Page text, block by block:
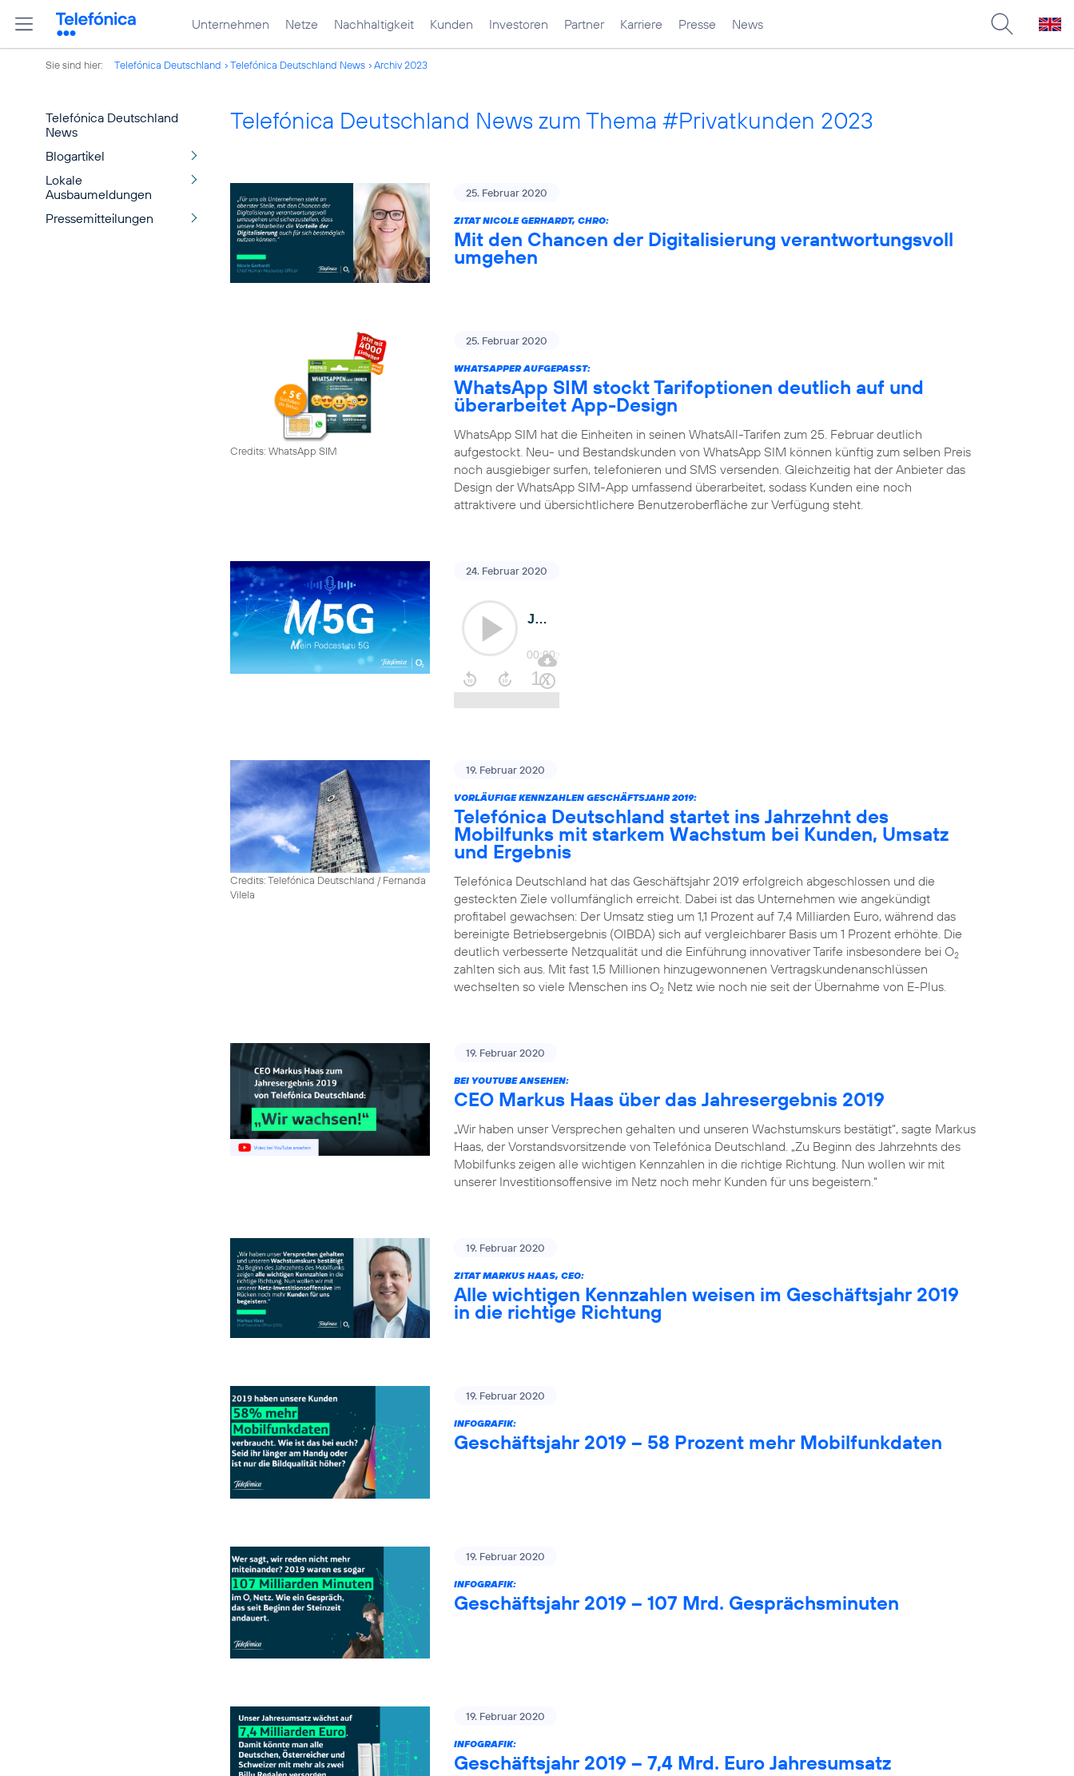
Unternehmen Netze Nachhaltigkeit Kunden Investoren Partner Karriere Presse News
Sie sind hier: Telefónica Deutschland Telefónica Deutschland News Archiv 2023
Telefónica Deutschland
News
Blogartikel
Lokale
Ausbaumeldungen
Pressemitteilungen
Telefónica Deutschland News zum Thema #Privatkunden 2023
25. Februar 2020
ZITAT NICOLE GERHARDT, CHRO:
Mit den Chancen der Digitalisierung verantwortungsvoll
umgehen
Credits: WhatsApp SIM
25. Februar 2020
WHATSAPPER AUFGEPASST:
WhatsApp SIM stockt Tarifoptionen deutlich auf und
überarbeitet App-Design
WhatsApp SIM hat die Einheiten in seinen WhatsAll-Tarifen zum 25. Februar deutlich
aufgestockt. Neu- und Bestandskunden von WhatsApp SIM können künftig zum selben Preis
noch ausgiebiger surfen, telefonieren und SMS versenden. Gleichzeitig hat der Anbieter das
Design der WhatsApp SIM-App umfassend überarbeitet, sodass Kunden eine noch
attraktivere und übersichtlichere Benutzeroberfläche zur Verfügung steht.
24. Februar 2020
Credits: Telefónica Deutschland / Fernanda
Vilela
19. Februar 2020
VORLÄUFIGE KENNZAHLEN GESCHÄFTSJAHR 2019:
Telefónica Deutschland startet ins Jahrzehnt des
Mobilfunks mit starkem Wachstum bei Kunden, Umsatz
und Ergebnis
Telefónica Deutschland hat das Geschäftsjahr 2019 erfolgreich abgeschlossen und die
gesteckten Ziele vollumfänglich erreicht. Dabei ist das Unternehmen wie angekündigt
profitabel gewachsen: Der Umsatz stieg um 1,1 Prozent auf 7,4 Milliarden Euro, während das
bereinigte Betriebsergebnis (OIBDA) sich auf vergleichbarer Basis um 1 Prozent erhöhte. Die
deutlich verbesserte Netzqualität und die Einführung innovativer Tarife insbesondere bei O2
zahlten sich aus. Mit fast 1,5 Millionen hinzugewonnenen Vertragskundenanschlüssen
wechselten so viele Menschen ins O2 Netz wie noch nie seit der Übernahme von E-Plus.
19. Februar 2020
BEI YOUTUBE ANSEHEN:
CEO Markus Haas über das Jahresergebnis 2019
„Wir haben unser Versprechen gehalten und unseren Wachstumskurs bestätigt“, sagte Markus
Haas, der Vorstandsvorsitzende von Telefónica Deutschland. „Zu Beginn des Jahrzehnts des
Mobilfunks zeigen alle wichtigen Kennzahlen in die richtige Richtung. Nun wollen wir mit
unserer Investitionsoffensive im Netz noch mehr Kunden für uns begeistern.“
19. Februar 2020
ZITAT MARKUS HAAS, CEO:
Alle wichtigen Kennzahlen weisen im Geschäftsjahr 2019
in die richtige Richtung
19. Februar 2020
INFOGRAFIK:
Geschäftsjahr 2019 – 58 Prozent mehr Mobilfunkdaten
19. Februar 2020
INFOGRAFIK:
Geschäftsjahr 2019 – 107 Mrd. Gesprächsminuten
19. Februar 2020
INFOGRAFIK:
Geschäftsjahr 2019 – 7,4 Mrd. Euro Jahresumsatz